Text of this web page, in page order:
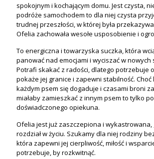
spokojnym i kochającym domu. Jest czysta,
podróże samochodem to dla niej czysta
trudnej przeszłości, w której była
Ofelia zachowała wesołe usposobienie i
To energiczna i towarzyska suczka, która
panować nad emocjami i wyciszać w nowych
Potrafi skakać z radości, dlatego potrzebuje
pokaże jej granice i zapewni stabilność. Choć
każdym psem się dogaduje i czasami broni
miałaby zamieszkać z innym psem to tylko
doświadczonego opiekuna.
Ofelia jest już zaszczepiona i
rozdział w życiu. Szukamy dla niej rodziny
która zapewni jej cierpliwość, miłość i
potrzebuje, by rozkwitnąć.